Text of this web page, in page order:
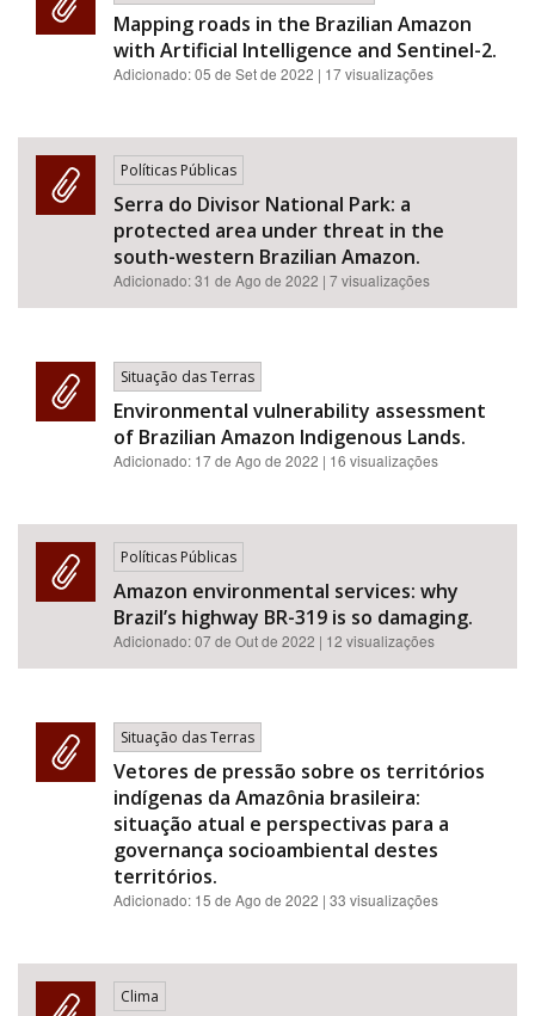
Mapping roads in the Brazilian Amazon
with Artificial Intelligence and Sentinel-2.
Adicionado:05 de Set de 2022 | 17 visualizações
Políticas Públicas
Serra do Divisor National Park: a
protected area under threat in the
south-western Brazilian Amazon.
Adicionado:31 de Ago de 2022 | 7 visualizações
Situação das Terras
Environmental vulnerability assessment
of Brazilian Amazon Indigenous Lands.
Adicionado: 17 de Ago de 2022 | 16 visualizações
Políticas Públicas
Amazon environmental services: why
Brazil’s highway BR-319 is so damaging.
Adicionado:07 de Out de 2022 | 12 visualizações
Situação das Terras
Vetores de pressão sobre os territórios
indígenas da Amazônia brasileira:
situação atual e perspectivas para a
governança socioambiental destes
territórios.
Adicionado: 15 de Ago de 2022 | 33 visualizações
Clima